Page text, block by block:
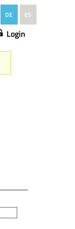
DE ES
Login